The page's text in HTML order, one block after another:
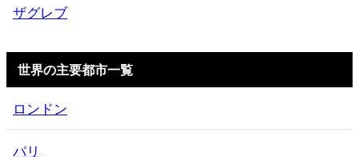
ザグレブ
世界の主要都市一覧
ロンドン
パリ